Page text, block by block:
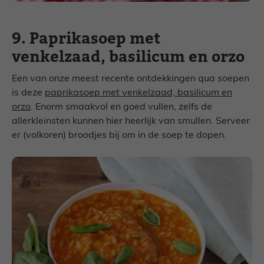
9. Paprikasoep met
venkelzaad, basilicum en orzo
Een van onze meest recente ontdekkingen qua soepen
is deze paprikasoep met venkelzaad, basilicum en
orzo. Enorm smaakvol en goed vullen, zelfs de
allerkleinsten kunnen hier heerlijk van smullen. Serveer
er (volkoren) broodjes bij om in de soep te dopen.